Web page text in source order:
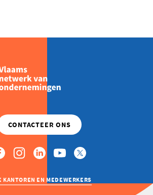
KANTOREN EN MEDEWERKERS